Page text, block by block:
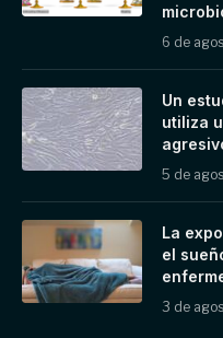
6 de
Un
utiliza
5 de
La
el
3 de